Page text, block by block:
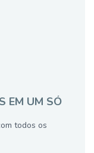
EM UM SÓ
todos os